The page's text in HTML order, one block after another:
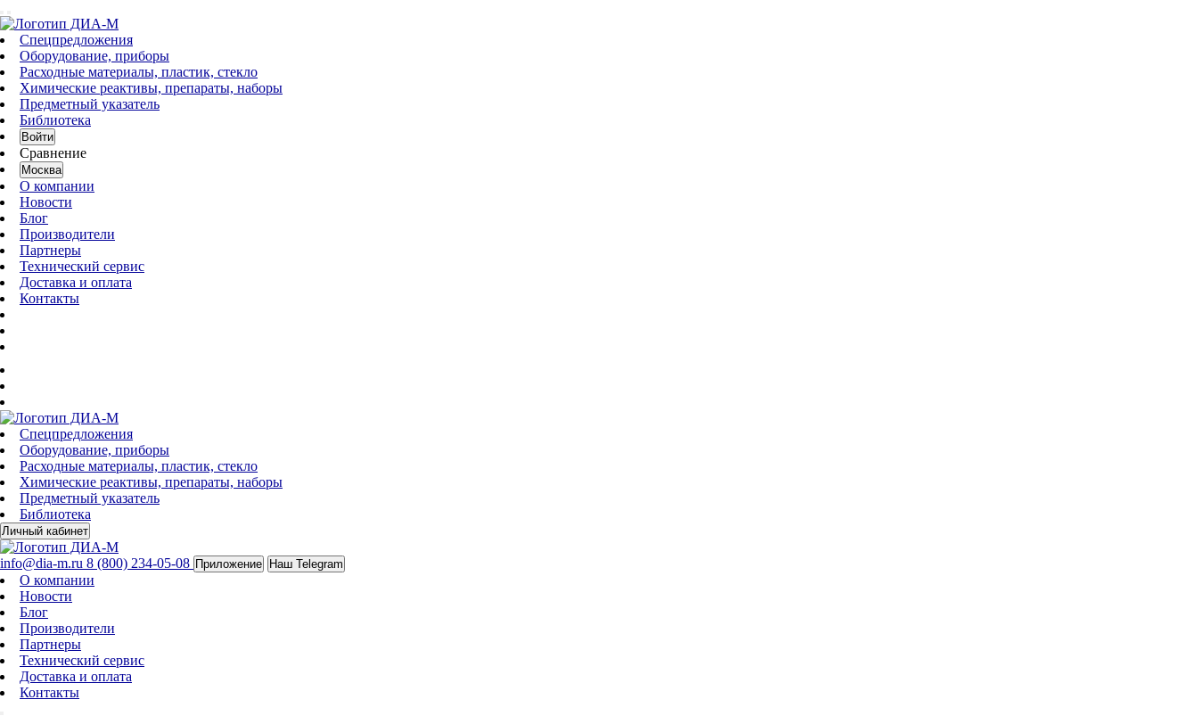
Спецпредложения
Оборудование, приборы
Расходные материалы, пластик, стекло
Химические реактивы, препараты, наборы
Предметный указатель
Библиотека
Войти
Сравнение
Москва
О компании
Новости
Блог
Производители
Партнеры
Технический сервис
Доставка и оплата
Контакты
Спецпредложения
Оборудование, приборы
Расходные материалы, пластик, стекло
Химические реактивы, препараты, наборы
Предметный указатель
Библиотека
Личный кабинет
info@dia-m.ru 8 (800) 234-05-08 Приложение Наш Telegram
О компании
Новости
Блог
Производители
Партнеры
Технический сервис
Доставка и оплата
Контакты